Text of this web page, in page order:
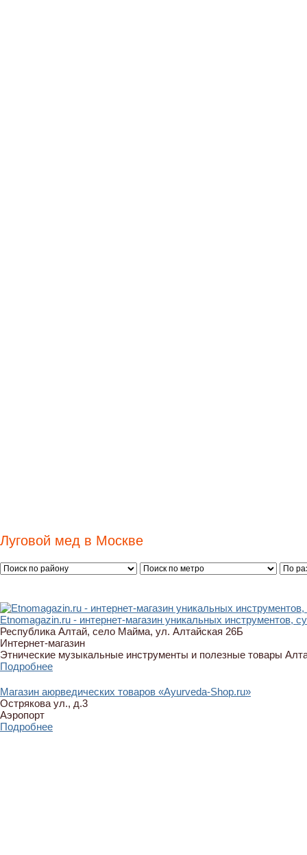
Луговой мед в Москве
Etnomagazin.ru - интернет-магазин уникальных инструментов,
Республика Алтай, село Майма, ул. Алтайская 26Б
Интернет-магазин
Этнические музыкальные инструменты и полезные товары
Подробнее
Магазин аюрведических товаров «Ayurveda-Shop.ru»
Острякова ул., д.3
Аэропорт
Подробнее